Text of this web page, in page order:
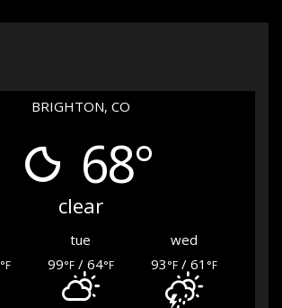
BRIGHTON, CO
68°
clear
tue
wed
°F 99°F/ 64°F 93°F/ 61 °F